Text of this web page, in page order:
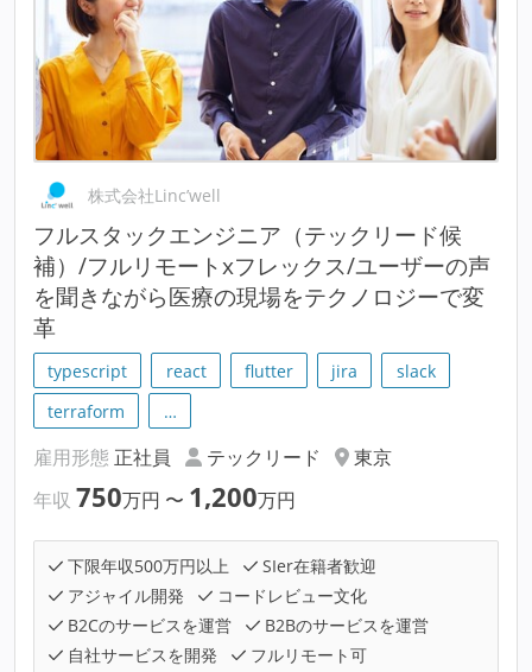
株式会社Linc’well
フルスタックエンジニア（テックリード候
補）/フルリモートxフレックス/ユーザーの声
を聞きながら医療の現場をテクノロジーで変
革
typescript react flutter jira
slack
terraform
…
雇用形態 正社員 テックリード
東京
年収 750万円 〜 1,200万円
下限年収500万円以上
SIer在籍者歓迎
アジャイル開発
コードレビュー文化
B2Cのサービスを運営
B2Bのサービスを運営
自社サービスを開発
フルリモート可